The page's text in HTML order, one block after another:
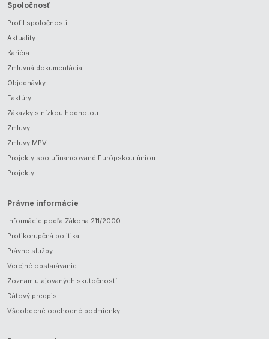
Spoločnosť
Profil spoločnosti
Aktuality
Kariéra
Zmluvná dokumentácia
Objednávky
Faktúry
Zákazky s nízkou hodnotou
Zmluvy
Zmluvy MPV
Projekty spolufinancované Európskou úniou
Projekty
Právne informácie
Informácie podľa Zákona 211/2000
Protikorupčná politika
Právne služby
Verejné obstarávanie
Zoznam utajovaných skutočností
Dátový predpis
Všeobecné obchodné podmienky